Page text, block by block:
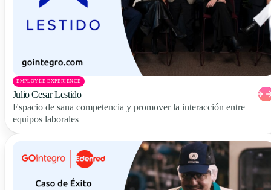
EMPLOYEE EXPERIENCE
Julio Cesar Lestido
Espacio de sana competencia y promover la interacción entre
equipos laborales